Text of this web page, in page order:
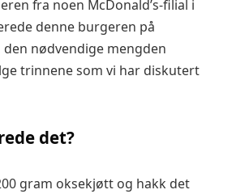
fra noen McDonald’s-filial i
denne burgeren på
nødvendige mengden
trinnene som vi har diskutert
det?
gram oksekjøtt og hakk det